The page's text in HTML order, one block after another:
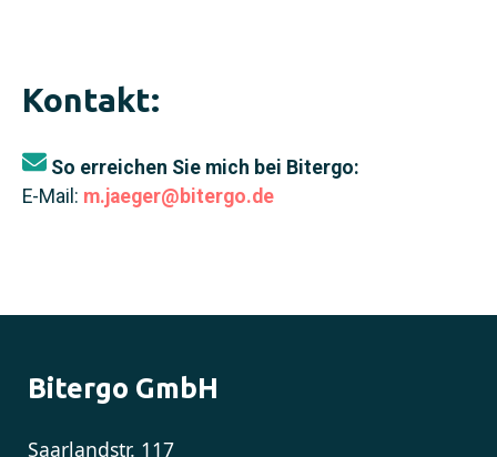
Kontakt:
So erreichen Sie mich bei Bitergo:
E-Mail: m.jaeger@bitergo.de
Bitergo GmbH
Saarlandstr. 117